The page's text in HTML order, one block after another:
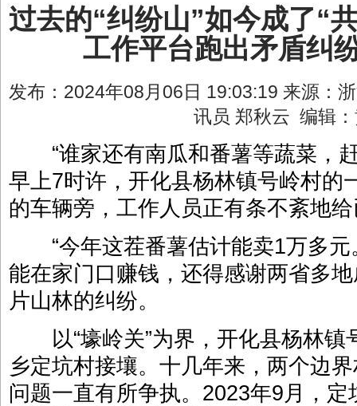
过去的“纠纷山”如今成了“
工作平台跑出矛盾纠
发布：2024年08月06日 19:03:19 来源：
讯员 郑秋云 编辑
“谁家还有南瓜和番薯等蔬菜，
早上7时许，开化县杨林镇号岭村的
的车辆旁，工作人员正有条不紊地
“今年这茬番薯估计能卖1万多元
能在家门口赚钱，还得感谢两省多
片山林的纠纷。
以“壕岭关”为界，开化县杨林镇
乡定坑村接壤。十几年来，两个边
问题一直有所争执。2023年9月，